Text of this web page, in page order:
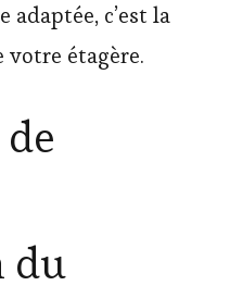
c’est la
étagère.
du